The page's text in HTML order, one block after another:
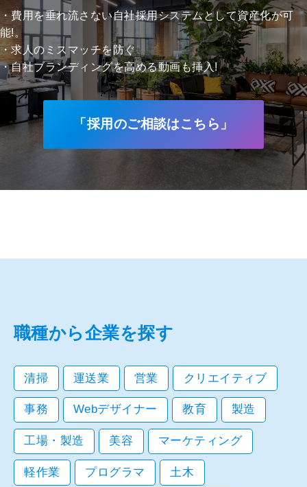
・費用を垂れ流さない自社採用システムとして資産化が可
能!。
・求人のミスマッチを防ぐ
・自社ブランディングを高める動画も挿入!
「採用のご相談はこちら」
職種から企業を探す
清掃 運送業 営業 クリエイティブ
事務 Webデザイナー 教育 製造
工場・製造 美容 マーケティング
軽作業 プログラマ 土木